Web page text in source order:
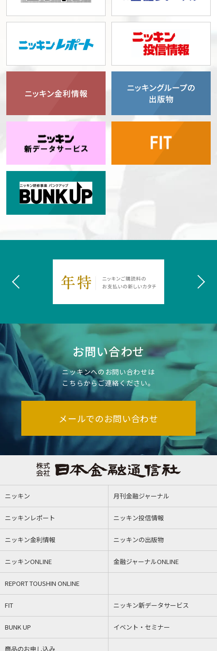
お問い合わせ
ニッキンへのお問い合わせは
こちらからご連絡ください。
メールでのお問い合わせ
ニッキン 月刊金融ジャーナル
ニッキンレポート ニッキン投信情報
ニッキン金利情報 ニッキンの出版物
ニッキンONLINE 金融ジャーナルONLINE
REPORT TOUSHIN ONLINE
FIT ニッキン新データサービス
BUNK UP イベント・セミナー
商品のお申し込み